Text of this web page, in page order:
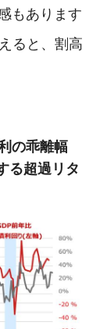
もあります
ると、割高
の乖離幅
る超過リタ